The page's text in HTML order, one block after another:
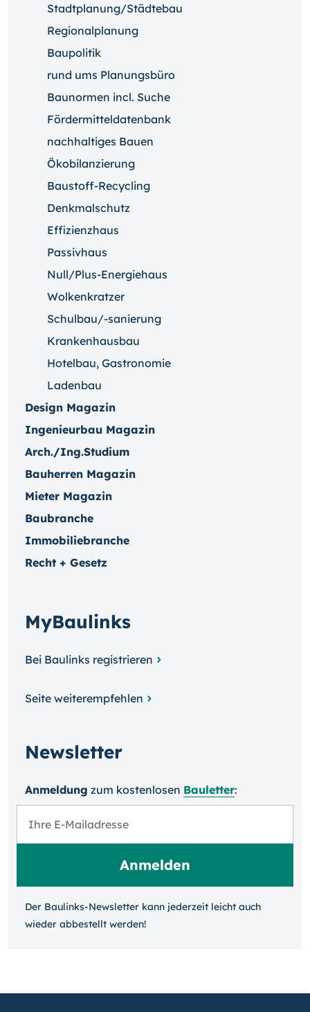
Stadtplanung/Städtebau
Regionalplanung
Baupolitik
rund ums Planungsbüro
Baunormen incl. Suche
Fördermitteldatenbank
nachhaltiges Bauen
Ökobilanzierung
Baustoff-Recycling
Denkmalschutz
Effizienzhaus
Passivhaus
Null/Plus-Energiehaus
Wolkenkratzer
Schulbau/-sanierung
Krankenhausbau
Hotelbau, Gastronomie
Ladenbau
Design Magazin
Ingenieurbau Magazin
Arch./Ing.Studium
Bauherren Magazin
Mieter Magazin
Baubranche
Immobiliebranche
Recht + Gesetz
MyBaulinks
Bei Baulinks registrieren
Seite weiterempfehlen
Newsletter
Anmeldung zum kosten­losen Bauletter:
Der Baulinks-Newsletter kann jeder­zeit leicht auch
wieder ab­bestellt werden!